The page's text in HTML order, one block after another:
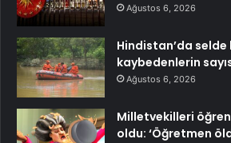
Ağustos 6, 2026
Hindistan’da selde
kaybedenlerin
Ağustos 6, 2026
Milletvekilleri
oldu: ‘Öğretmen